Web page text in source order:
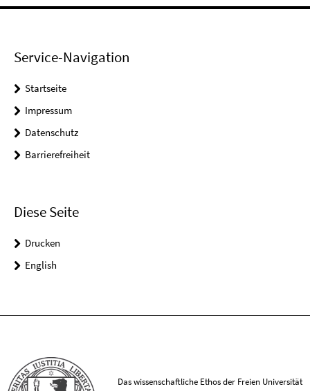
Service-Navigation
Startseite
Impressum
Datenschutz
Barrierefreiheit
Diese Seite
Drucken
English
Das wissenschaftliche Ethos der Freien Universität